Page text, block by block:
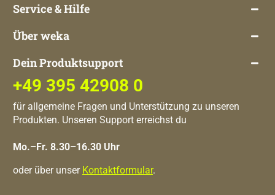
Service & Hilfe
Über weka
Dein Produktsupport
+49 395 42908 0
für allgemeine Fragen und Unterstützung zu unseren
Produkten. Unseren Support erreichst du
Mo.–Fr. 8.30–16.30 Uhr
oder über unser Kontaktformular.